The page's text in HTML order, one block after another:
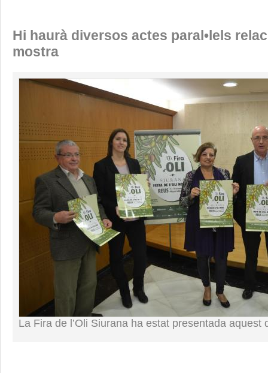
Hi haurà diversos actes paral•lels
mostra
La Fira de l’Oli Siurana ha estat presentada aquest